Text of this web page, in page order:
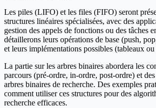
Les piles (LIFO) et les files (FIFO) seront
structures linéaires spécialisées, avec des
gestion des appels de fonctions ou des tâches
détaillerons leurs opérations de base (push,
et leurs implémentations possibles (tableaux ou
La partie sur les arbres binaires abordera les
parcours (pré-ordre, in-ordre, post-ordre) et
arbres binaires de recherche. Des exemples
comment utiliser ces structures pour des
recherche efficaces.